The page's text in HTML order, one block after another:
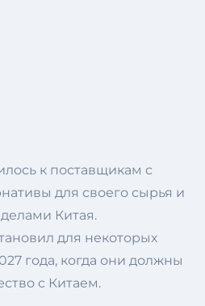
к поставщикам с
для своего сырья и
Китая.
для некоторых
года, когда они должны
с Китаем.